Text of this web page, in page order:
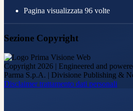
Pagina visualizzata 96 volte
Sezione Copyright
Copyright 2026 | Engineered and
Parma S.p.A. | Divisione Publishing &
Disclaimer trattamento dati personali